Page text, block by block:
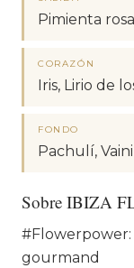
Pimienta rosa
CORAZÓN
Iris, Lirio de
FONDO
Pachulí,
Sobre IBIZA
gourmand